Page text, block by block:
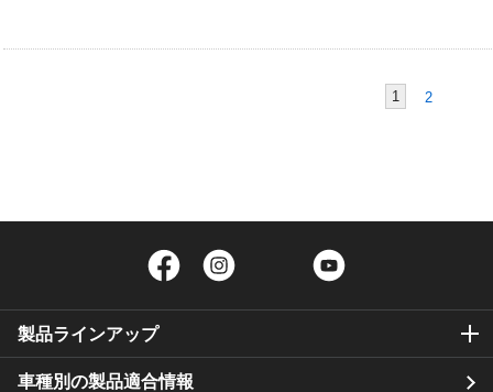
1 2
Facebook Twitter
製品ラインアップ
車種別の製品適合情報